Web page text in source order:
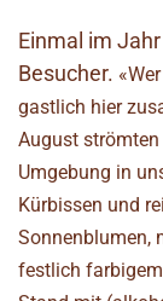
Einmal im
Besucher.
gastlich hier
August
Umgebung in
Kürbissen und
Sonnenblumen,
festlich